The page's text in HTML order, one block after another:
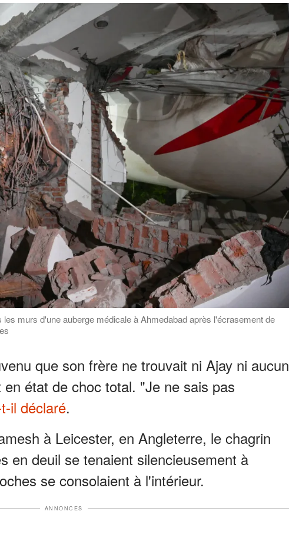
murs d'une auberge médicale à Ahmedabad après l'écrasement de
que son frère ne trouvait ni Ajay ni aucun
état de choc total. "Je ne sais pas
il déclaré.
à Leicester, en Angleterre, le chagrin
en deuil se tenaient silencieusement à
se consolaient à l'intérieur.
ANNONCES